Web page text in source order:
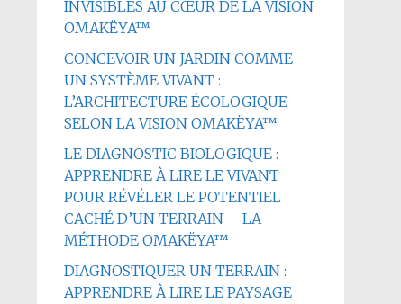
INVISIBLES AU CŒUR DE LA VISION
OMAKËYA™
CONCEVOIR UN JARDIN COMME
UN SYSTÈME VIVANT :
L’ARCHITECTURE ÉCOLOGIQUE
SELON LA VISION OMAKËYA™
LE DIAGNOSTIC BIOLOGIQUE :
APPRENDRE À LIRE LE VIVANT
POUR RÉVÉLER LE POTENTIEL
CACHÉ D’UN TERRAIN – LA
MÉTHODE OMAKËYA™
DIAGNOSTIQUER UN TERRAIN :
APPRENDRE À LIRE LE PAYSAGE